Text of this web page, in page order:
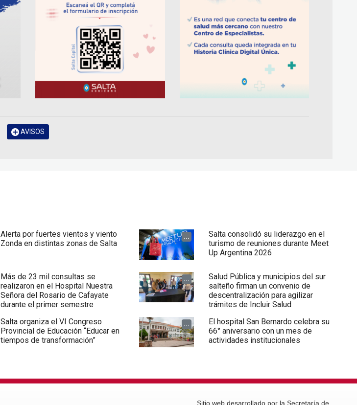
AVISOS
Alerta por fuertes vientos y viento
Zonda en distintas zonas de Salta
...
Salta consolidó su liderazgo en el
turismo de reuniones durante Meet
Up Argentina 2026
Más de 23 mil consultas se
realizaron en el Hospital Nuestra
Señora del Rosario de Cafayate
durante el primer semestre
...
Salud Pública y municipios del sur
salteño firman un convenio de
descentralización para agilizar
trámites de Incluir Salud
Salta organiza el VI Congreso
Provincial de Educación “Educar en
tiempos de transformación”
...
El hospital San Bernardo celebra su
66° aniversario con un mes de
actividades institucionales
Sitio web desarrollado por la Secretaría de